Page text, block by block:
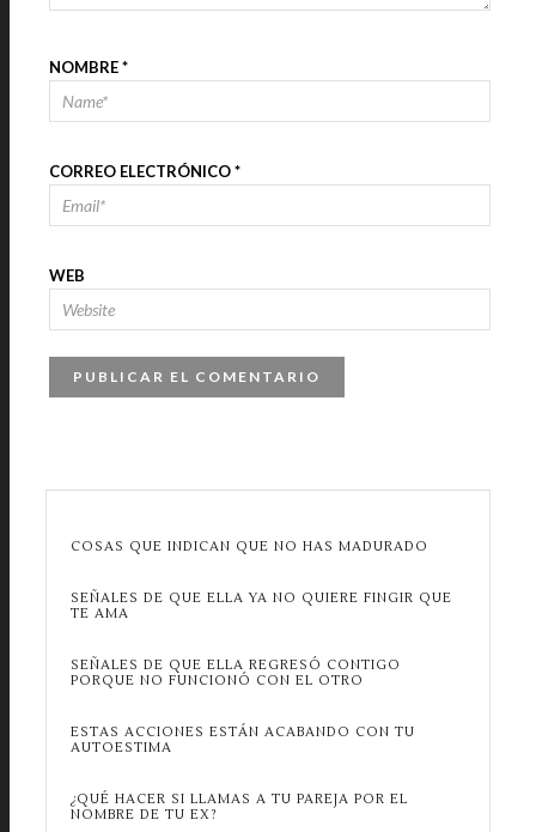
NOMBRE*
CORREO ELECTRÓNICO*
WEB
COSAS QUE INDICAN QUE NO HAS MADURADO
SEÑALES DE QUE ELLA YA NO QUIERE FINGIR QUE
TE AMA
SEÑALES DE QUE ELLA REGRESÓ CONTIGO
PORQUE NO FUNCIONÓ CON EL OTRO
ESTAS ACCIONES ESTÁN ACABANDO CON TU
AUTOESTIMA
¿QUÉ HACER SI LLAMAS A TU PAREJA POR EL
NOMBRE DE TU EX?